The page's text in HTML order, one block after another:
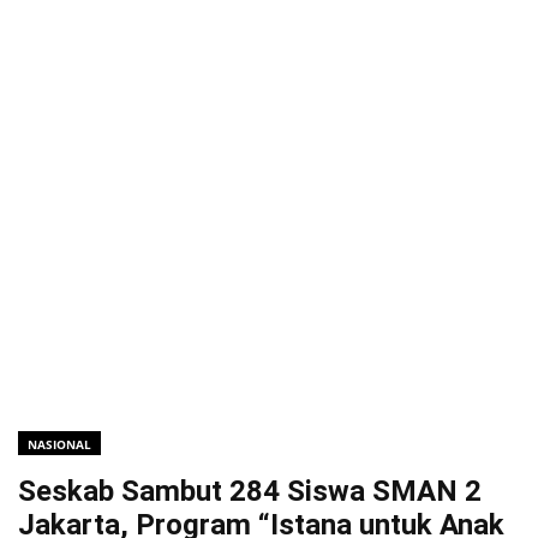
NASIONAL
Seskab Sambut 284 Siswa SMAN 2
Jakarta, Program “Istana untuk Anak